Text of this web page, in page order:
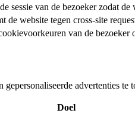
sessie van de bezoeker zodat
de website tegen cross-site
van de bezoeker
advertenties te
Doel